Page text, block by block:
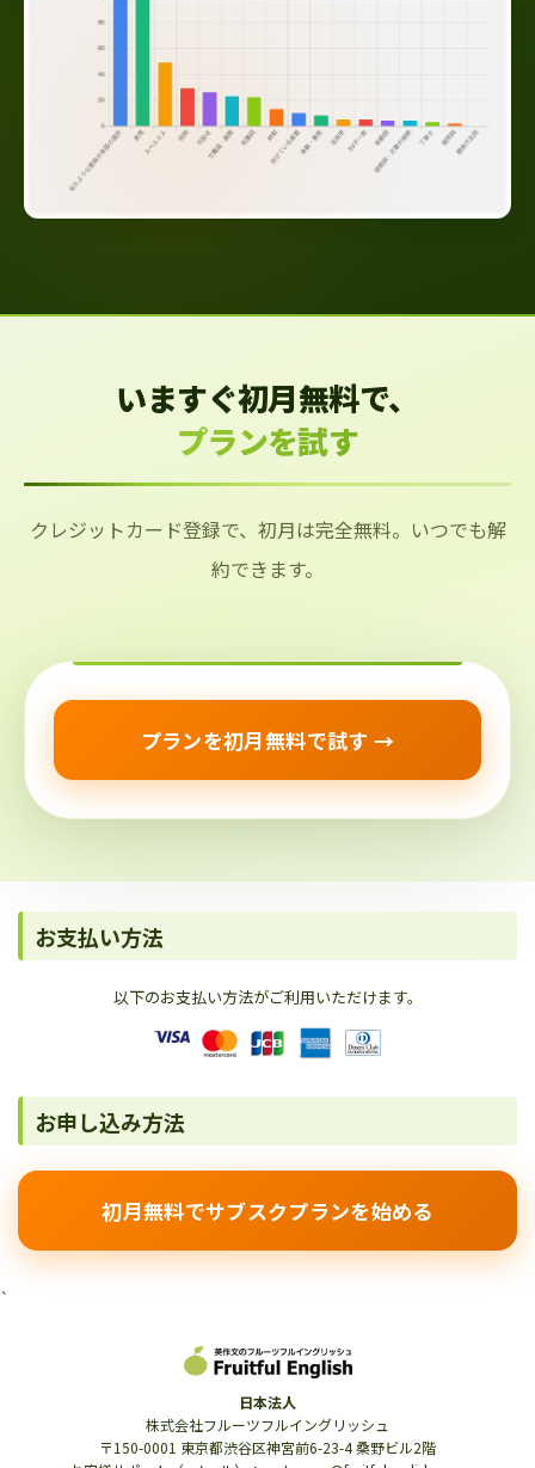
いますぐ初月無料で、
プランを試す
クレジットカード登録で、初月は完全無料。いつでも解
約できます。
プランを初月無料で試す →
お支払い方法
以下のお支払い方法がご利用いただけます。
お申し込み方法
初月無料でサブスクプランを始める
`
日本法人
株式会社フルーツフルイングリッシュ
〒150-0001 東京都渋谷区神宮前6-23-4 桑野ビル2階